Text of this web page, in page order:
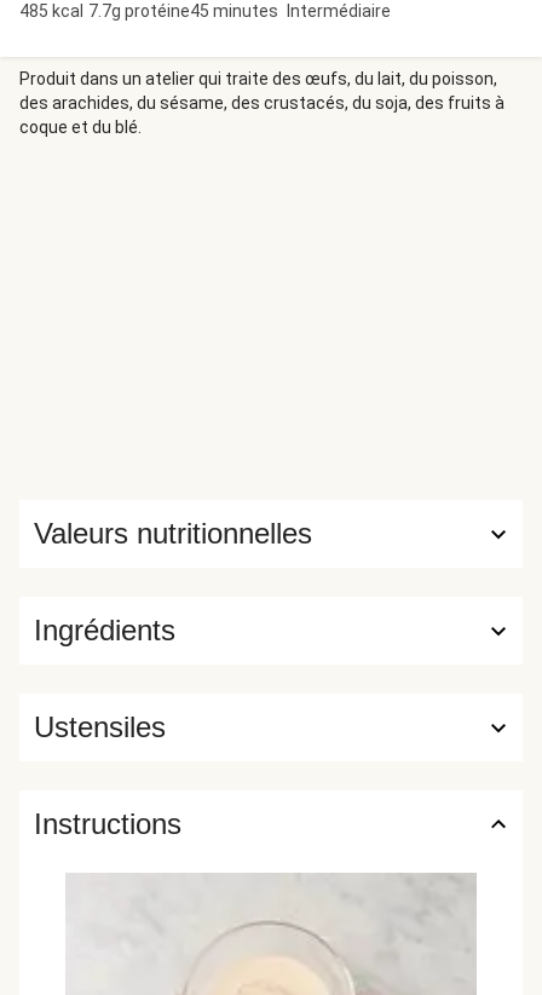
485 kcal 7.7g protéine45 minutes
Intermédiaire
Produit dans un atelier qui traite des œufs, du lait, du poisson,
des arachides, du sésame, des crustacés, du soja, des fruits à
coque et du blé.
Ingrédients
Valeurs nutritionnelles
Ustensiles
Instructions